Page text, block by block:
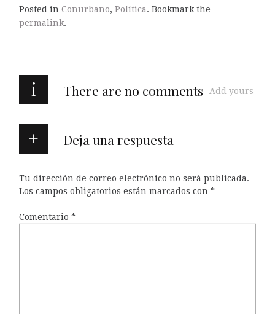
Posted in Conurbano, Política. Bookmark the
permalink.
i There are no comments Add yours
Deja una respuesta
Tu dirección de correo electrónico no será publicada.
Los campos obligatorios están marcados con *
Comentario *